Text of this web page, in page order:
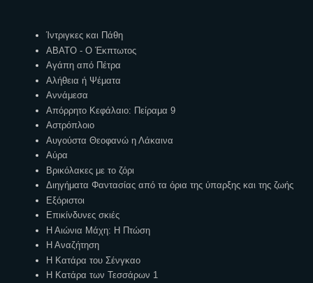
Ίντριγκες και Πάθη
ΑΒΑΤΟ - Ο Έκπτωτος
Αγάπη από Πέτρα
Αλήθεια ή Ψέματα
Αννάμεσα
Απόρρητο Κεφάλαιο: Πείραμα 9
Αστρόπλοιο
Αυγούστα Θεοφανώ η Λάκαινα
Αύρα
Βρικόλακες με το ζόρι
Διηγήματα Φαντασίας από τα όρια της ύπαρξης και της ζωής
Εξόριστοι
Επικίνδυνες σκιές
Η Αιώνια Μάχη: Η Πτώση
Η Αναζήτηση
Η Κατάρα του Σένγκαο
Η Κατάρα των Τεσσάρων 1